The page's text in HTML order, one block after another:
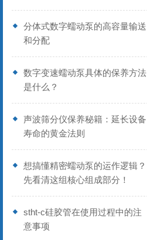
分体式数字蠕动泵的高容量输送
和分配
数字变速蠕动泵具体的保养方法
是什么？
声波筛分仪保养秘籍：延长设备
寿命的黄金法则
想搞懂精密蠕动泵的运作逻辑？
先看清这组核心组成部分！
stht-c硅胶管在使用过程中的注
意事项